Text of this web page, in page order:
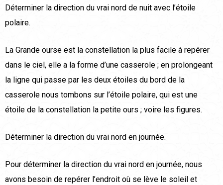
Déterminer la direction du vrai nord de nuit avec l’étoile
polaire.
La Grande ourse est la constellation la plus facile à repérer
dans le ciel, elle a la forme d’une casserole ; en prolongeant
la ligne qui passe par les deux étoiles du bord de la
casserole nous tombons sur l’étoile polaire, qui est une
étoile de la constellation la petite ours ; voire les figures.
Déterminer la direction du vrai nord en journée.
Pour déterminer la direction du vrai nord en journée, nous
avons besoin de repérer l’endroit où se lève le soleil et